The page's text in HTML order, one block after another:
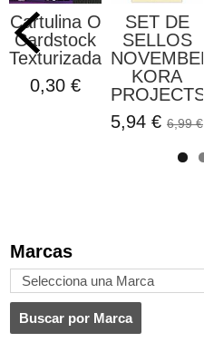
Marcas
Cartulina O
Cardstock
Texturizada...
0,30 €
SET DE
SELLOS
NOVEMBER
KORA
PROJECTS
5,94 € 6,99 €